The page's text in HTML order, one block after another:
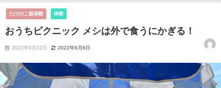
たけのこ姫体験 体験
おうちピクニック️ メシは外で食うにかぎる！
2022年5月22日 2022年6月6日